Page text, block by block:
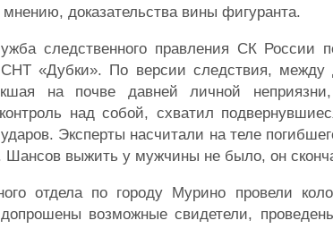
доказательства вины фигуранта.
следственного правления СК России
«Дубки». По версии следствия, между
на почве давней личной
над собой, схватил
ударов. Эксперты насчитали на теле
Шансов выжить у мужчины не было, он
отдела по городу Мурино провели
возможные свидетели,